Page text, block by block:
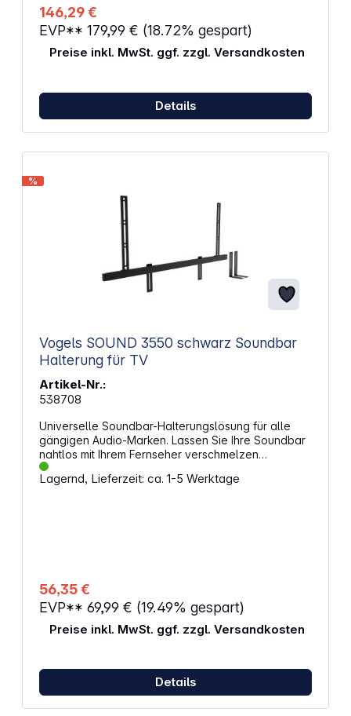
Maximale Traglast: 6,5 kg Montage im Hoch- oder
Querformat möglich
146,29 €
EVP** 179,99 € (18.72% gespart)
Preise inkl. MwSt. ggf. zzgl. Versandkosten
Details
%
Vogels SOUND 3550 schwarz Soundbar
Halterung für TV
Artikel-Nr.:
538708
Universelle Soundbar-Halterungslösung für alle
gängigen Audio-Marken. Lassen Sie Ihre Soundbar
nahtlos mit Ihrem Fernseher verschmelzen
Befestigen Sie Ihre Soundbar an Ihrer
schwenkbaren Wandhalterung von Vogel's, damit
diese Soundbar-Halterung mit einer schwenkbaren
TV-Wandhalterung von Vogel's. Die SOUND 3550
lässt sich mühelos an verschiedene Größen und
Soundbar-Formen wie zum Beispiel Sonos Beam,
Sonos Playbar und Bose anpassen. Diese
hochwertigem, schwarzen Stahl und Aluminium
hergestellt, die beide für die besondere
Widerstandsfähigkeit der Oberfläche sorgen.
Sowohl für leichte als auch schwere SoundbarsDie
Lagernd, Lieferzeit: ca. 1-5 Werktage
56,35 €
EVP** 69,99 € (19.49% gespart)
Preise inkl. MwSt. ggf. zzgl. Versandkosten
Details